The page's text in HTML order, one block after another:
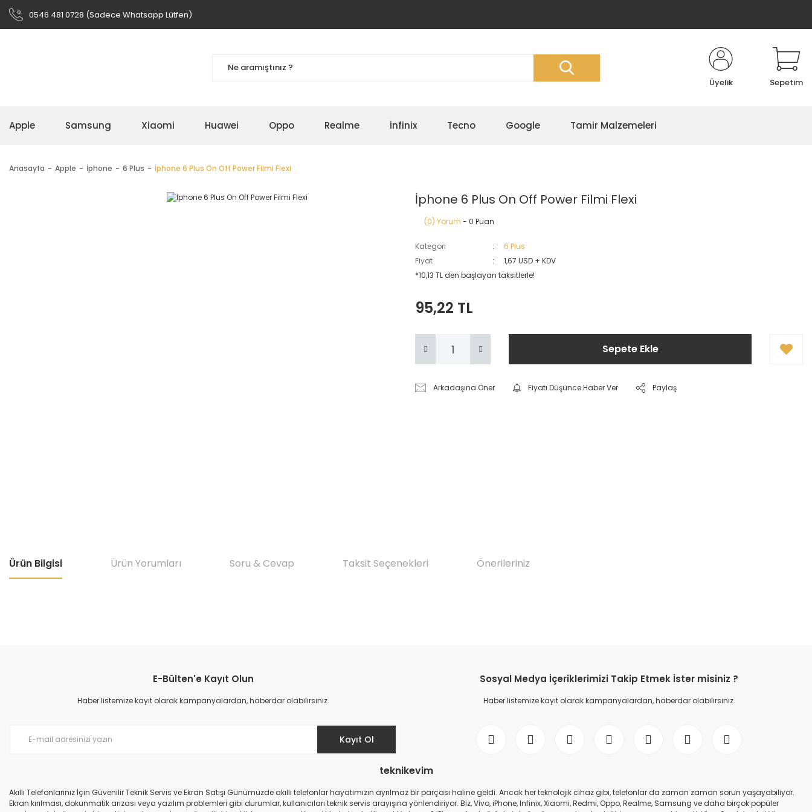
0546 481 0728 (Sadece Whatsapp Lütfen)
Üyelik Sepetim
Apple Samsung Xiaomi Huawei Oppo Realme İnfinix Tecno Google Tamir Malzemeleri
Anasayfa Apple İphone 6 Plus İphone 6 Plus On Off Power Filmi Flexi
İphone 6 Plus On Off Power Filmi Flexi
(0) Yorum - 0 Puan
Kategori
6 Plus
Fiyat
1,67 USD + KDV
*10,13 TL den başlayan taksitlerle!
95,22 TL
Sepete Ekle
Arkadaşına Öner Fiyatı Düşünce Haber Ver Paylaş
Ürün Bilgisi Ürün Yorumları Soru & Cevap Taksit Seçenekleri Önerileriniz
Ürün resmi kalitesiz, bozuk veya görüntülenemiyor.
Ürün açıklamasında eksik bilgiler bulunuyor.
E-Bülten'e Kayıt Olun
Haber listemize kayıt olarak kampanyalardan, haberdar olabilirsiniz.
Kayıt Ol
Sosyal Medya İçeriklerimizi Takip Etmek İster misiniz ?
Haber listemize kayıt olarak kampanyalardan, haberdar olabilirsiniz.
teknikevim
Akıllı Telefonlarınız İçin Güvenilir Teknik Servis ve Ekran Satışı Günümüzde akıllı telefonlar hayatımızın ayrılmaz bir parçası haline geldi. Ancak her teknolojik cihaz gibi, telefonlar da zaman zaman sorun yaşayabiliyor.
Ekran kırılması, dokunmatik arızası veya yazılım problemleri gibi durumlar, kullanıcıları teknik servis arayışına yönlendiriyor. Biz, Vivo, iPhone, Infinix, Xiaomi, Redmi, Oppo, Realme, Samsung ve daha birçok popüler